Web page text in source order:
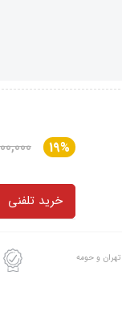
19%
خرید تلفنی
و حومه